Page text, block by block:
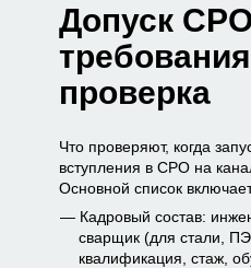
Допуск
проверка
Что проверяют, когда
вступления в СРО на
Основной список
Кадровый состав:
сварщик (для стали,
квалификация, стаж,